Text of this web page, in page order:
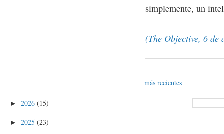
simplemente, un
(The Objective, 6 de
más recientes
► 2026 (15)
► 2025 (23)